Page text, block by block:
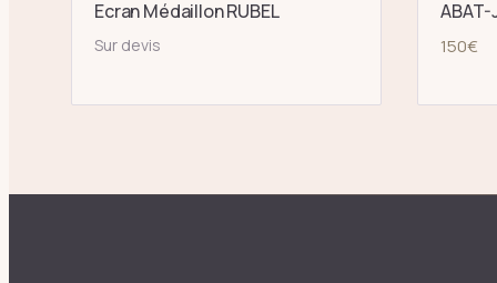
Ecran Médaillon RUBEL
Sur devis 150€